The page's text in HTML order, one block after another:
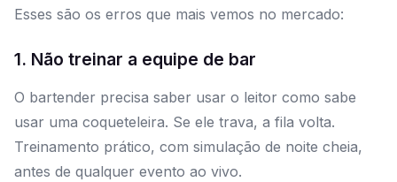
Esses são os erros que mais vemos no mercado:
1. Não treinar a equipe de bar
O bartender precisa saber usar o leitor como sabe
usar uma coqueteleira. Se ele trava, a fila volta.
Treinamento prático, com simulação de noite cheia,
antes de qualquer evento ao vivo.